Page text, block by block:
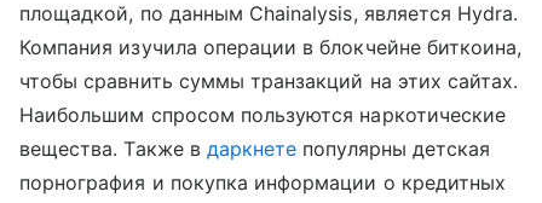
площадкой, по данным Chainalysis, является Hydra.
Компания изучила операции в блокчейне биткоина,
чтобы сравнить суммы транзакций на этих сайтах.
Наибольшим спросом пользуются наркотические
вещества. Также в даркнете популярны детская
порнография и покупка информации о кредитных